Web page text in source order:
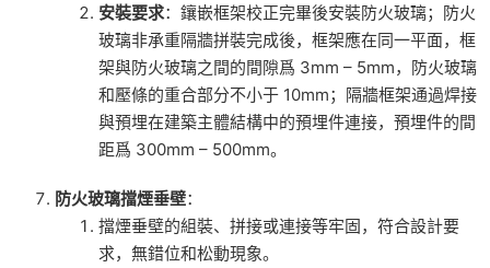
安裝要求：鑲嵌框架校正完畢後安裝防火玻璃；防火
玻璃非承重隔牆拼裝完成後，框架應在同一平面，框
架與防火玻璃之間的間隙爲 3mm – 5mm，防火玻璃
和壓條的重合部分不小于 10mm；隔牆框架通過焊接
與預埋在建築主體結構中的預埋件連接，預埋件的間
距爲 300mm – 500mm。
防火玻璃擋煙垂壁：
擋煙垂壁的組裝、拼接或連接等牢固，符合設計要
求，無錯位和松動現象。